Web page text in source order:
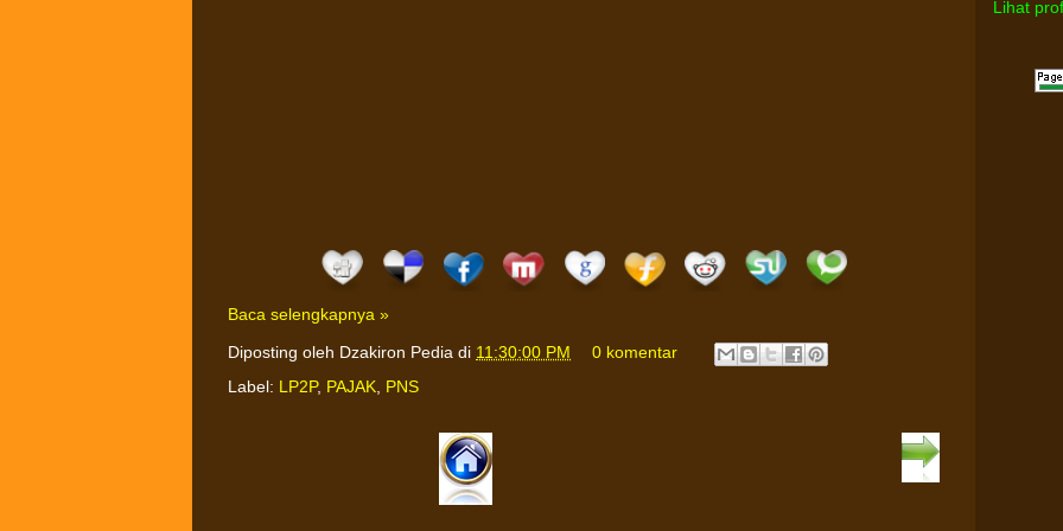
Baca selengkapnya »
Diposting oleh Dzakiron Pedia di 11:30:00 PM
0 komentar
Label: LP2P, PAJAK, PNS
Lihat